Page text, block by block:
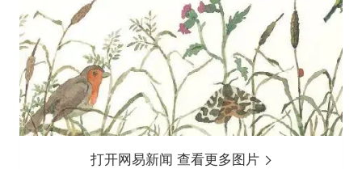
打开网易新闻 查看更多图片